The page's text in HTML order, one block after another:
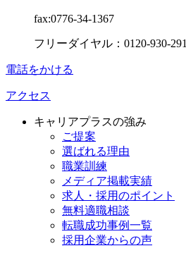
fax:0776-34-1367
フリーダイヤル：0120-930-291
電話をかける
アクセス
キャリアプラスの強み
ご提案
選ばれる理由
職業訓練
メディア掲載実績
求人・採用のポイント
無料適職相談
転職成功事例一覧
採用企業からの声